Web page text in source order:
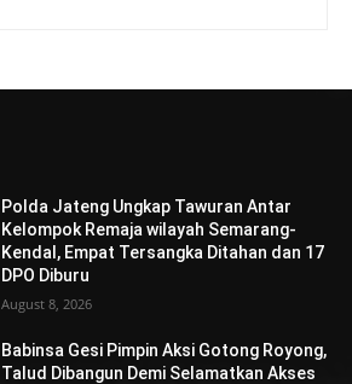
Polda Jateng Ungkap Tawuran Antar
Kelompok Remaja wilayah Semarang-
Kendal, Empat Tersangka Ditahan dan 17
DPO Diburu
August 8, 2026
Babinsa Gesi Pimpin Aksi Gotong Royong,
Talud Dibangun Demi Selamatkan Akses